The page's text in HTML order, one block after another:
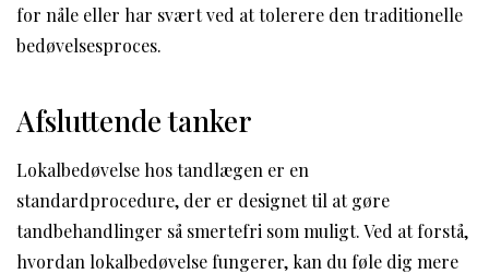
for nåle eller har svært ved at tolerere den traditionelle
bedøvelsesproces.
Afsluttende tanker
Lokalbedøvelse hos tandlægen er en
standardprocedure, der er designet til at gøre
tandbehandlinger så smertefri som muligt. Ved at forstå,
hvordan lokalbedøvelse fungerer, kan du føle dig mere